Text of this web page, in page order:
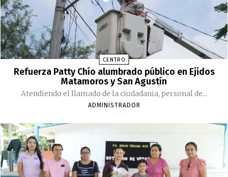
CENTRO
Refuerza Patty Chío alumbrado público en Ejidos
Matamoros y San Agustín
Atendiendo el llamado de la ciudadania, personal de...
ADMINISTRADOR